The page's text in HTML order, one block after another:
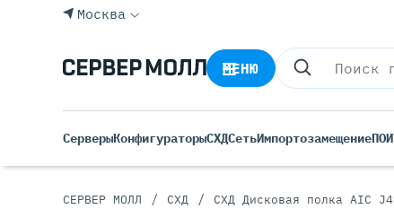
Москва
МЕНЮ
СерверыКонфигураторыСХДСетьИмпортозамещениеПО
СЕРВЕР МОЛЛ / СХД / СХД Дисковая полка AIC